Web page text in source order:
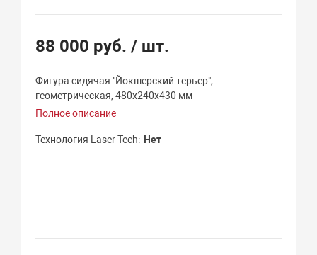
88 000 руб./ шт.
Фигура сидячая "Йокшерский терьер",
геометрическая, 480х240х430 мм
Полное описание
Технология Laser Tech Нет